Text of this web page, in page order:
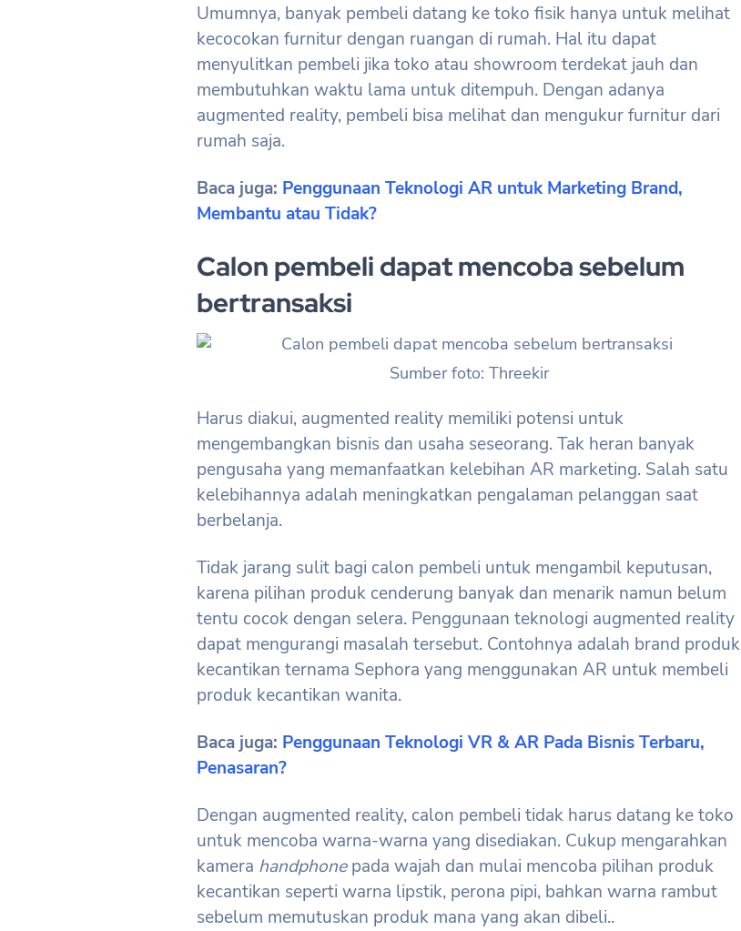
Umumnya, banyak pembeli datang ke toko fisik hanya untuk melihat
kecocokan furnitur dengan ruangan di rumah. Hal itu dapat
menyulitkan pembeli jika toko atau showroom terdekat jauh dan
membutuhkan waktu lama untuk ditempuh. Dengan adanya
augmented reality, pembeli bisa melihat dan mengukur furnitur dari
rumah saja.
Baca juga: Penggunaan Teknologi AR untuk Marketing Brand,
Membantu atau Tidak?
Calon pembeli dapat mencoba sebelum
bertransaksi
Sumber foto: Threekir
Harus diakui, augmented reality memiliki potensi untuk
mengembangkan bisnis dan usaha seseorang. Tak heran banyak
pengusaha yang memanfaatkan kelebihan AR marketing. Salah satu
kelebihannya adalah meningkatkan pengalaman pelanggan saat
berbelanja.
Tidak jarang sulit bagi calon pembeli untuk mengambil keputusan,
karena pilihan produk cenderung banyak dan menarik namun belum
tentu cocok dengan selera. Penggunaan teknologi augmented reality
dapat mengurangi masalah tersebut. Contohnya adalah brand produk
kecantikan ternama Sephora yang menggunakan AR untuk membeli
produk kecantikan wanita.
Baca juga: Penggunaan Teknologi VR & AR Pada Bisnis Terbaru,
Penasaran?
Dengan augmented reality, calon pembeli tidak harus datang ke toko
untuk mencoba warna-warna yang disediakan. Cukup mengarahkan
kamera handphonepada wajah dan mulai mencoba pilihan produk
kecantikan seperti warna lipstik, perona pipi, bahkan warna rambut
sebelum memutuskan produk mana yang akan dibeli..